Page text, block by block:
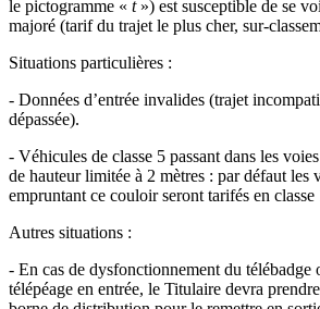
le pictogramme « t ») est susceptible de se
majoré (tarif du trajet le plus cher, sur-
Situations particulières :
- Données d’entrée invalides (trajet
dépassée).
- Véhicules de classe 5 passant dans les
de hauteur limitée à 2 mètres : par défaut les
empruntant ce couloir seront tarifés en classe
Autres situations :
- En cas de dysfonctionnement du télébadge
télépéage en entrée, le Titulaire devra